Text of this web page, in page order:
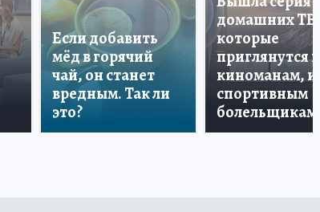
Если добавить
мёд в горячий
чай, он станет
вредным. Так ли
это?
домашних ТВ,
которые
приглянутся и
киноманам, и
спортивным
болельщикам